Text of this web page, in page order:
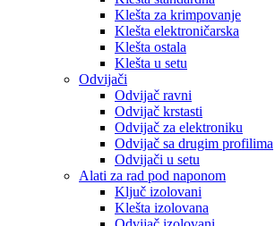
Klešta za krimpovanje
Klešta elektroničarska
Klešta ostala
Klešta u setu
Odvijači
Odvijač ravni
Odvijač krstasti
Odvijač za elektroniku
Odvijač sa drugim profilima
Odvijači u setu
Alati za rad pod naponom
Ključ izolovani
Klešta izolovana